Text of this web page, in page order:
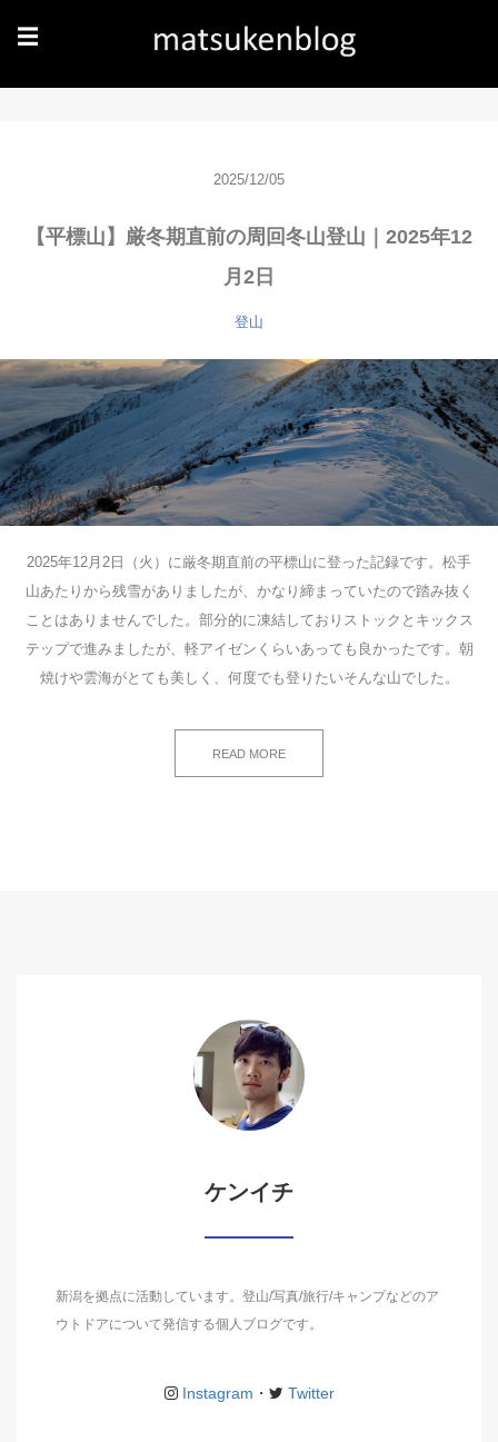
☰
2025/12/05
【平標山】厳冬期直前の周回冬山登山｜2025年12
月2日
登山
2025年12月2日（火）に厳冬期直前の平標山に登った記録です。松手
山あたりから残雪がありましたが、かなり締まっていたので踏み抜く
ことはありませんでした。部分的に凍結しておりストックとキックス
テップで進みましたが、軽アイゼンくらいあっても良かったです。朝
焼けや雲海がとても美しく、何度でも登りたいそんな山でした。
READ MORE
ケンイチ
新潟を拠点に活動しています。登山/写真/旅行/キャンプなどのア
ウトドアについて発信する個人ブログです。
Instagram ・ Twitter